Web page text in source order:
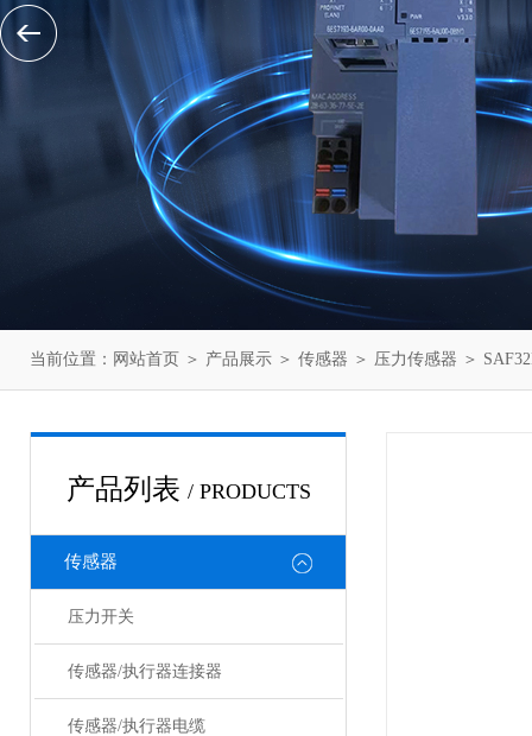
当前位置： 网站首页 ＞ 产品展示 ＞ 传感器 ＞ 压力传感器 ＞
产品列表 / PRODUCTS
传感器
压力开关
传感器/执行器连接器
传感器/执行器电缆